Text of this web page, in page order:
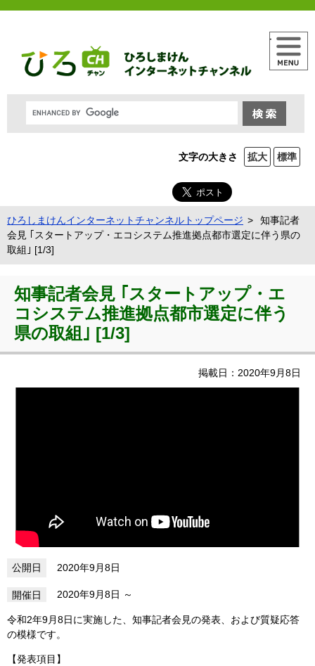
文字の大きさ 拡大 標準
メニュー
ひろしまけんインターネットチャンネルトップページ
知事記者
会見 ｢スタートアップ・エコシステム推進拠点都市選定に伴う県の
取組｣ [1/3]
知事記者会見 ｢スタートアップ・エ
コシステム推進拠点都市選定に伴う
県の取組｣ [1/3]
掲載日：2020年9月8日
2020年9月8日
2020年9月8日
令和2年9月8日に実施した、知事記者会見の発表、および質疑応答
の模様です。
【発表項目】